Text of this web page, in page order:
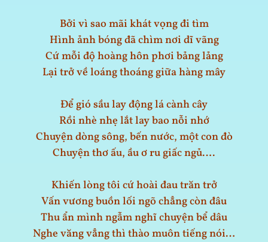
Bởi vì sao mãi khát vọng đi tìm
Hình ảnh bóng đã chìm nơi dĩ vãng
Cứ mỗi độ hoàng hôn phơi bảng lảng
Lại trở về loáng thoáng giữa hàng mây
Để gió sầu lay động lá cành cây
Rồi nhè nhẹ lắt lay bao nỗi nhớ
Chuyện dòng sông, bến nước, một con đò
Chuyện thơ ấu, ầu ơ ru giấc ngủ….
Khiến lòng tôi cứ hoài đau trăn trở
Vấn vương buồn lối ngõ chẳng còn đâu
Thu ẩn mình ngẫm nghĩ chuyện bể dâu
Nghe văng vẳng thì thào muôn tiếng nói…